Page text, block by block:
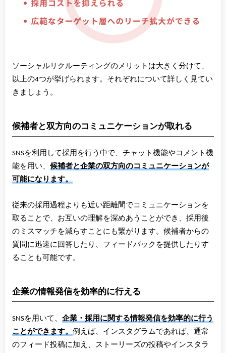
ソーシャルリクルーティングのメリットは大きく分けて、
以上の4つが挙げられます。それぞれについて詳しく見てい
きましょう。
候補者と双方向のコミュニケーションが取れる
SNSを利用して採用を行う中で、チャット機能やコメント機
能を用い、 候補者と企業の双方向のコミュニケーションが
可能になります。
従来の採用過程よりも近い距離間でコミュニケーションを
取ることで、お互いの理解を深めあうことができ、採用後
のミスマッチを減らすことにも繋がります。候補者からの
質問に迅速に回答したり、フィードバックを提供したりす
ることも可能です。
企業の情報発信を効率的に行える
SNSを用いて、 企業・採用に関する情報発信を効率的に行う
ことができます。 例えば、インスタグラムであれば、通常
のフィード投稿に加え、ストーリーズの投稿やインスタラ